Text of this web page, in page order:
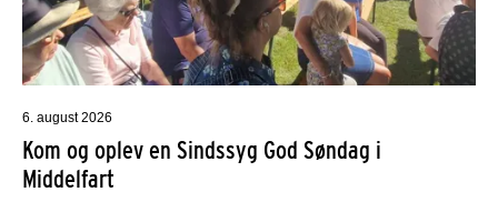
6. august 2026
Kom og oplev en Sindssyg God Søndag i
Middelfart